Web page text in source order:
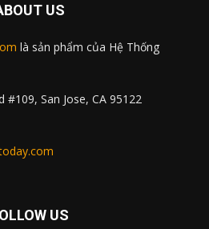
US
là sản phẩm của Hệ Thống
#109, San Jose, CA 95122
US